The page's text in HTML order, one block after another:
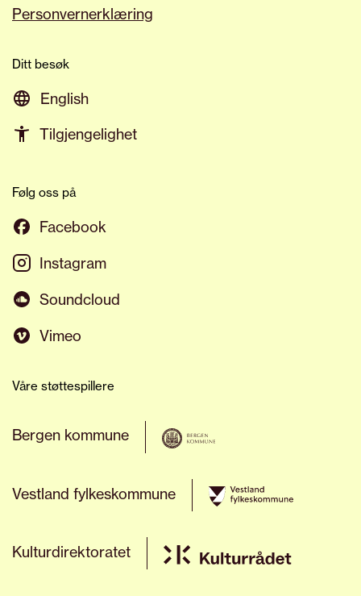
Personvernerklæring
Ditt besøk
English
Tilgjengelighet
Følg oss på
Facebook
Instagram
Soundcloud
Vimeo
Våre støttespillere
Bergen kommune
Vestland fylkeskommune
Kulturdirektoratet